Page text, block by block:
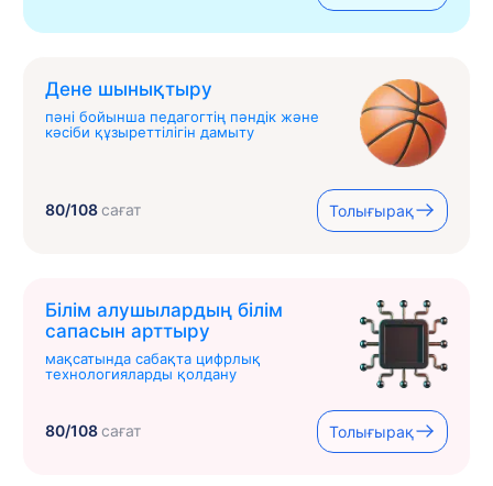
Дене шынықтыру
пәні бойынша педагогтің пәндік және
кәсіби құзыреттілігін дамыту
80/108сағат Толығырақ
Білім алушылардың білім
сапасын арттыру
мақсатында сабақта цифрлық
технологияларды қолдану
80/108сағат Толығырақ